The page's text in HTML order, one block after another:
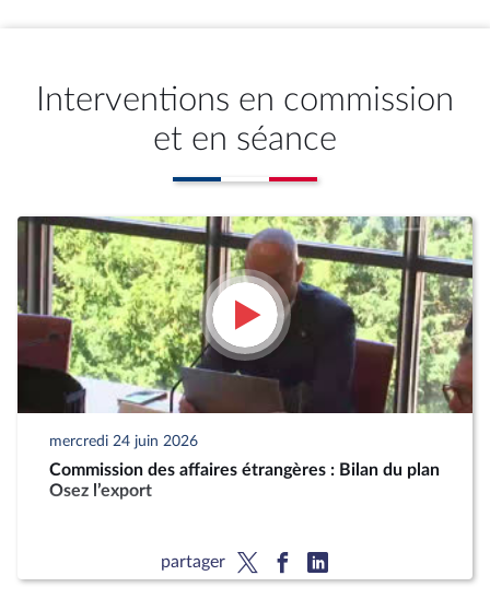
Interventions en commission
et en séance
mercredi 24 juin 2026
Commission des affaires étrangères : Bilan du plan
Osez l’export
partager